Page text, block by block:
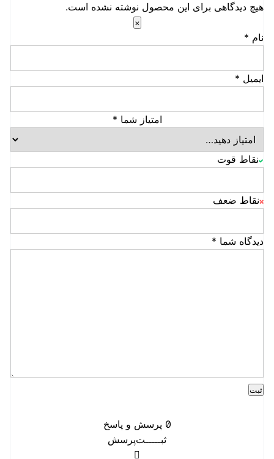
هیچ دیدگاهی برای این محصول نوشته نشده است.
×
نام *
ایمیل *
امتیاز شما *
نقاط قوت
نقاط ضعف
دیدگاه شما *
0 پرسش و پاسخ
ثبـــــت‌پرسش